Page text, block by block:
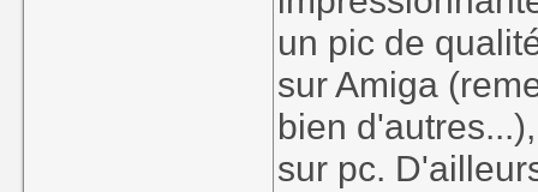
un pic de
sur Amiga
bien
sur pc.